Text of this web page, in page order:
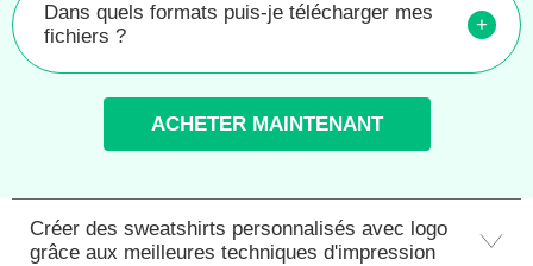
Dans quels formats puis-je télécharger mes
fichiers ?
+
ACHETER MAINTENANT
Créer des sweatshirts personnalisés avec logo
grâce aux meilleures techniques d'impression